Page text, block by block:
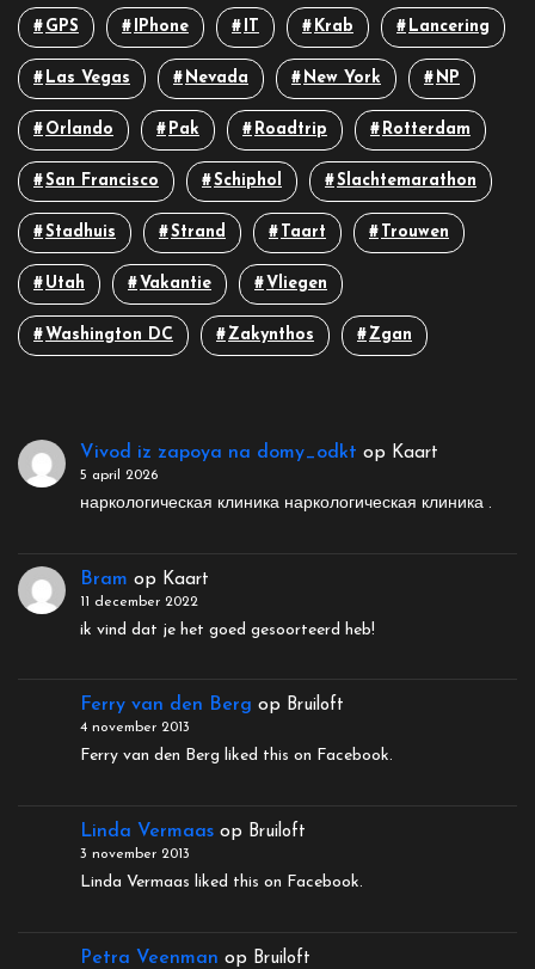
GPS IPhone IT Krab Lancering
Las Vegas Nevada New York NP
Orlando Pak Roadtrip Rotterdam
San Francisco Schiphol Slachtemarathon
Stadhuis Strand Taart Trouwen
Utah Vakantie Vliegen
Washington DC Zakynthos Zgan
Vivod iz zapoya na domy_odkt op Kaart
5 april 2026
наркологическая клиника наркологическая клиника .
Bram op Kaart
11 december 2022
ik vind dat je het goed gesoorteerd heb!
Ferry van den Berg op Bruiloft
4 november 2013
Ferry van den Berg liked this on Facebook.
Linda Vermaas op Bruiloft
3 november 2013
Linda Vermaas liked this on Facebook.
Petra Veenman op Bruiloft